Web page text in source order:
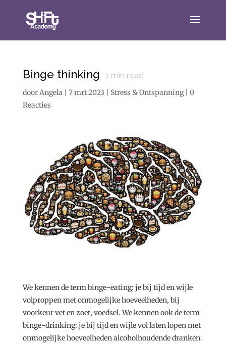
Binge thinking 1 min read
doorAngela 7 mrt 2023 Stress & Ontspanning| 0
Reacties
We kennen de term binge-eating: je bij tijd en wijle
volproppen met onmogelijke hoeveelheden, bij
voorkeur vet en zoet, voedsel. We kennen ook de term
binge-drinking: je bij tijd en wijle vol laten lopen met
onmogelijke hoeveelheden alcoholhoudende dranken.